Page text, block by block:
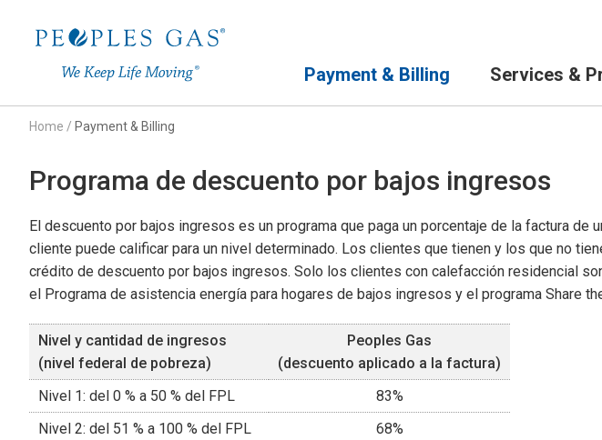
Payment & Billing Services &
Home / Payment & Billing
Programa de descuento por bajos ingresos
El descuento por bajos ingresos es un programa que paga un porcentaje de la factura de
cliente puede calificar para un nivel determinado. Los clientes que tienen y los que no
crédito de descuento por bajos ingresos. Solo los clientes con calefacción residencial
el Programa de asistencia energía para hogares de bajos ingresos y el programa Share
Nivel y cantidad de ingresos
(nivel federal de pobreza)
Peoples Gas
(descuento aplicado a la factura)
Nivel 1: del 0 % a 50 % del FPL
83%
Nivel 2: del 51 % a 100 % del FPL
68%